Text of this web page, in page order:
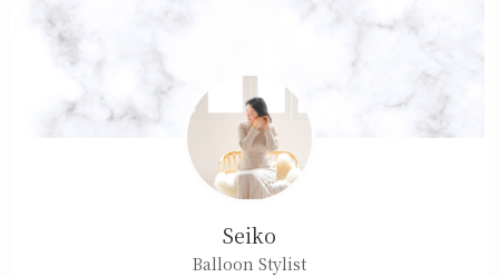
Seiko
Balloon Stylist